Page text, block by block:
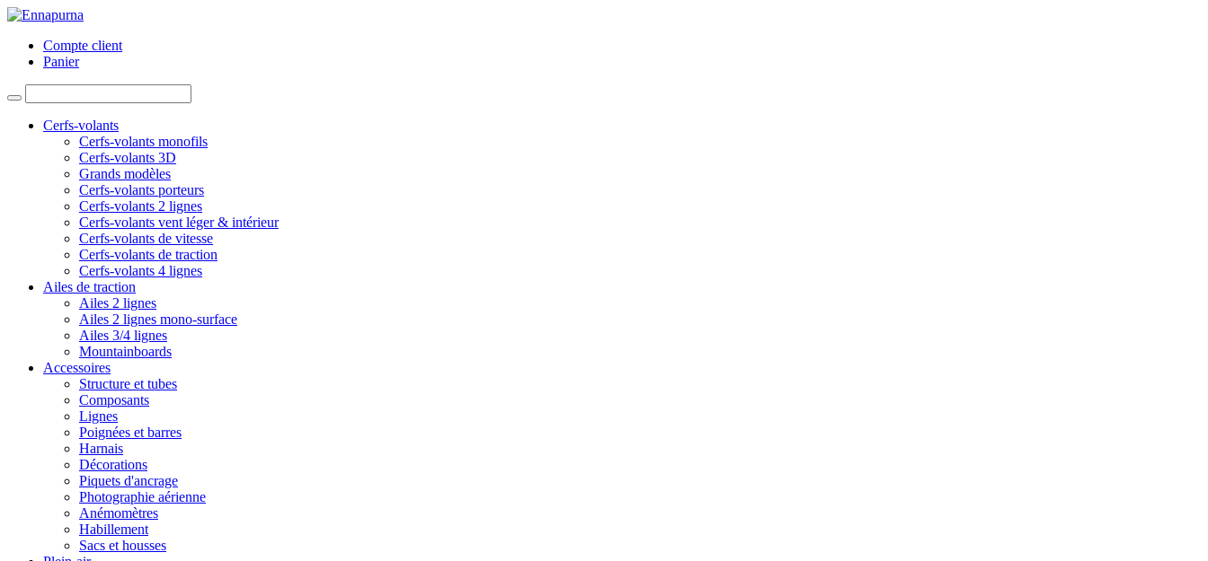
Compte client
Panier
Cerfs-volants
Cerfs-volants monofils
Cerfs-volants 3D
Grands modèles
Cerfs-volants porteurs
Cerfs-volants 2 lignes
Cerfs-volants vent léger & intérieur
Cerfs-volants de vitesse
Cerfs-volants de traction
Cerfs-volants 4 lignes
Ailes de traction
Ailes 2 lignes
Ailes 2 lignes mono-surface
Ailes 3/4 lignes
Mountainboards
Accessoires
Structure et tubes
Composants
Lignes
Poignées et barres
Harnais
Décorations
Piquets d'ancrage
Photographie aérienne
Anémomètres
Habillement
Sacs et housses